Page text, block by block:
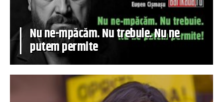
Nu ne-mpăcăm. Nu trebuie. Nu ne
putem permite